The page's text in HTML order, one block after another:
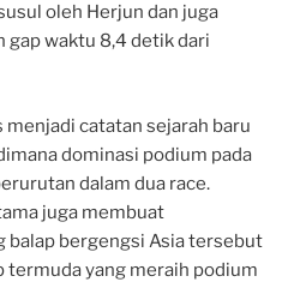
oleh Herjun dan juga
gap waktu 8,4 detik dari
menjadi catatan sejarah baru
dominasi podium pada
dalam dua race.
juga membuat
balap bergengsi Asia tersebut
termuda yang meraih podium